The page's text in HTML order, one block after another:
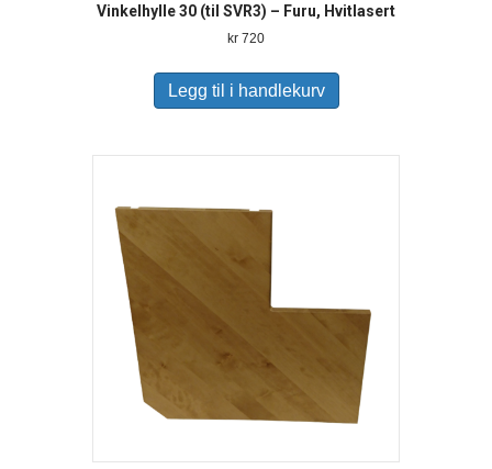
Vinkelhylle 30 (til SVR3) – Furu, Hvitlasert
kr 720
Legg til i handlekurv